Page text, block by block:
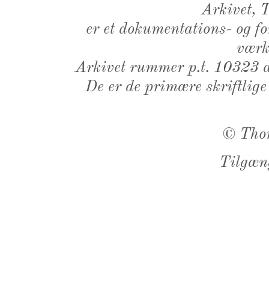
Arkivet,
er et dokumentations- og
Arkivet rummer p.t. 10323
De er de primære
©